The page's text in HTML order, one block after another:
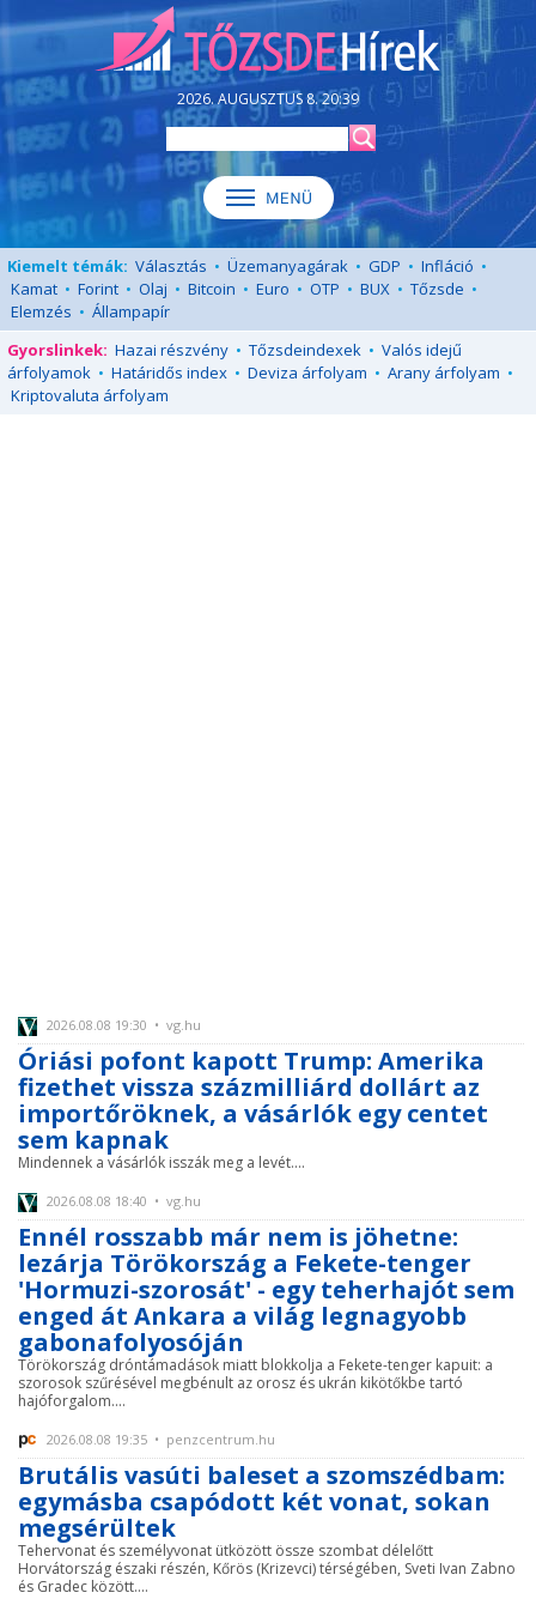
2026. AUGUSZTUS 8. 20:39
Kiemelt témák: Választás • Üzemanyagárak • GDP • Infláció •
Kamat • Forint • Olaj • Bitcoin • Euro • OTP • BUX • Tőzsde •
Elemzés • Állampapír
Gyorslinkek: Hazai részvény • Tőzsdeindexek • Valós idejű
árfolyamok • Határidős index • Deviza árfolyam • Arany árfolyam •
Kriptovaluta árfolyam
2026.08.08 19:30 • vg.hu
Óriási pofont kapott Trump: Amerika
fizethet vissza százmilliárd dollárt az
importőröknek, a vásárlók egy centet
sem kapnak
Mindennek a vásárlók isszák meg a levét....
2026.08.08 18:40 • vg.hu
Ennél rosszabb már nem is jöhetne:
lezárja Törökország a Fekete-tenger
'Hormuzi-szorosát' - egy teherhajót sem
enged át Ankara a világ legnagyobb
gabonafolyosóján
Törökország dróntámadások miatt blokkolja a Fekete-tenger kapuit: a
szorosok szűrésével megbénult az orosz és ukrán kikötőkbe tartó
hajóforgalom....
2026.08.08 19:35 • penzcentrum.hu
Brutális vasúti baleset a szomszédbam:
egymásba csapódott két vonat, sokan
megsérültek
Tehervonat és személyvonat ütközött össze szombat délelőtt
Horvátország északi részén, Kőrös (Krizevci) térségében, Sveti Ivan Zabno
és Gradec között....